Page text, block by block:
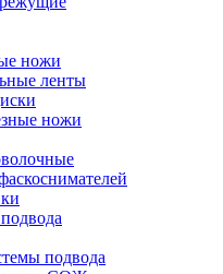
ножи
ленты
ножи
подвода